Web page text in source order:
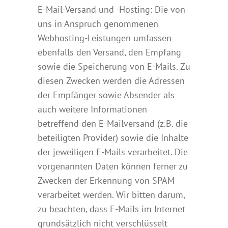
E-Mail-Versand und -Hosting: Die von
uns in Anspruch genommenen
Webhosting-Leistungen umfassen
ebenfalls den Versand, den Empfang
sowie die Speicherung von E-Mails. Zu
diesen Zwecken werden die Adressen
der Empfänger sowie Absender als
auch weitere Informationen
betreffend den E-Mailversand (z.B. die
beteiligten Provider) sowie die Inhalte
der jeweiligen E-Mails verarbeitet. Die
vorgenannten Daten können ferner zu
Zwecken der Erkennung von SPAM
verarbeitet werden. Wir bitten darum,
zu beachten, dass E-Mails im Internet
grundsätzlich nicht verschlüsselt